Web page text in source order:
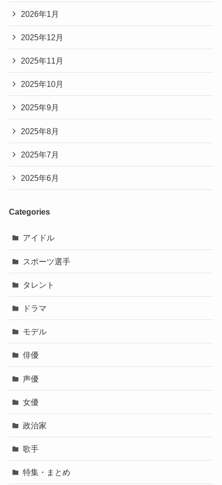
2026年1月
2025年12月
2025年11月
2025年10月
2025年9月
2025年8月
2025年7月
2025年6月
Categories
アイドル
スポーツ選手
タレント
ドラマ
モデル
俳優
声優
女優
政治家
歌手
特集・まとめ